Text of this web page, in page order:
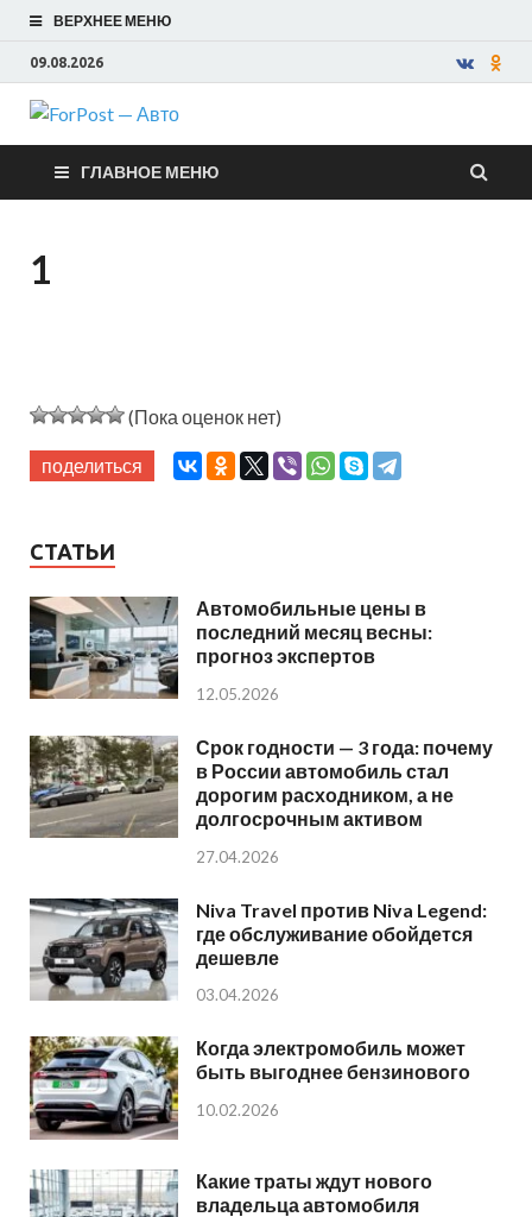
ВЕРХНЕЕ МЕНЮ
09.08.2026
ForPost —
Авто
ГЛАВНОЕ МЕНЮ
1
(Пока оценок нет)
поделиться
СТАТЬИ
Автомобильные цены в
последний месяц весны:
прогноз экспертов
12.05.2026
Срок годности — 3 года: почему
в России автомобиль стал
дорогим расходником, а не
долгосрочным активом
27.04.2026
Niva Travel против Niva Legend:
где обслуживание обойдется
дешевле
03.04.2026
Когда электромобиль может
быть выгоднее бензинового
10.02.2026
Какие траты ждут нового
владельца автомобиля